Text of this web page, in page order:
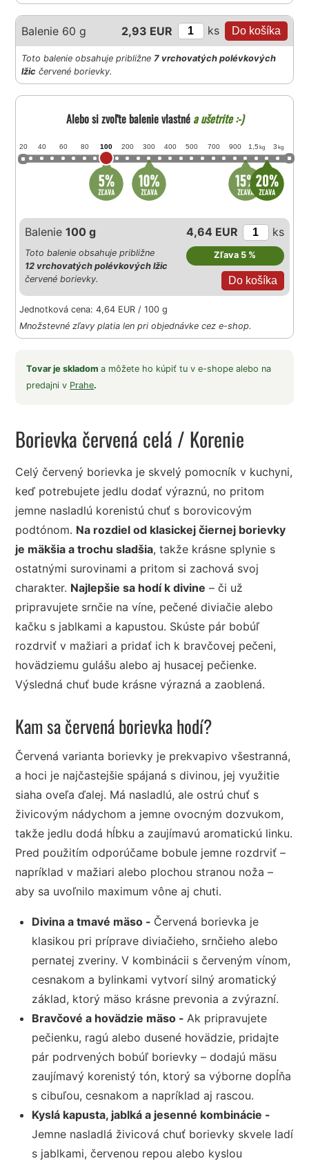
Balenie 60 g 2,93 EUR ks
Toto balenie obsahuje približne 7 vrchovatých polévkových
lžic červené borievky.
Alebo si zvoľte balenie vlastnéa ušetrite :-)
20 40 60 80 100 200 300 400 500 700 900 1,5 kg 3 kg
Balenie100 g 4,64 EUR ks
Zľava 5 %
Toto balenie obsahuje približne
12 vrchovatých polévkových lžic
červené borievky.
Jednotková cena: 4,64 EUR / 100 g
Množstevné zľavy platia len pri objednávke cez e-shop.
Tovar je skladoma môžete ho kúpiť tu v e-shope alebo na
predajni v Prahe.
Borievka červená celá / Korenie
Celý červený borievka je skvelý pomocník v kuchyni,
keď potrebujete jedlu dodať výraznú, no pritom
jemne nasladlú korenistú chuť s borovicovým
podtónom. Na rozdiel od klasickej čiernej borievky
je mäkšia a trochu sladšia, takže krásne splynie s
ostatnými surovinami a pritom si zachová svoj
charakter. Najlepšie sa hodí k divine – či už
pripravujete srnčie na víne, pečené diviačie alebo
kačku s jablkami a kapustou. Skúste pár bobúľ
rozdrviť v mažiari a pridať ich k bravčovej pečeni,
hovädziemu gulášu alebo aj husacej pečienke.
Výsledná chuť bude krásne výrazná a zaoblená.
Kam sa červená borievka hodí?
Červená varianta borievky je prekvapivo všestranná,
a hoci je najčastejšie spájaná s divinou, jej využitie
siaha oveľa ďalej. Má nasladlú, ale ostrú chuť s
živicovým nádychom a jemne ovocným dozvukom,
takže jedlu dodá hĺbku a zaujímavú aromatickú linku.
Pred použitím odporúčame bobule jemne rozdrviť –
napríklad v mažiari alebo plochou stranou noža –
aby sa uvoľnilo maximum vône aj chuti.
Divina a tmavé mäso - Červená borievka je
klasikou pri príprave diviačieho, srnčieho alebo
pernatej zveriny. V kombinácii s červeným vínom,
cesnakom a bylinkami vytvorí silný aromatický
základ, ktorý mäso krásne prevonia a zvýrazní.
Bravčové a hovädzie mäso -Ak pripravujete
pečienku, ragú alebo dusené hovädzie, pridajte
pár podrvených bobúľ borievky – dodajú mäsu
zaujímavý korenistý tón, ktorý sa výborne dopĺňa
s cibuľou, cesnakom a napríklad aj rascou.
Kyslá kapusta, jablká a jesenné kombinácie -
Jemne nasladlá živicová chuť borievky skvele ladí
s jablkami, červenou repou alebo kyslou